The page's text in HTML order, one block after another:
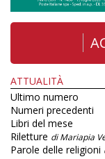
ATTUALITÀ
Ultimo numero
Numeri precedenti
Libri del mese
Riletture di Mariapia
Parole delle religioni